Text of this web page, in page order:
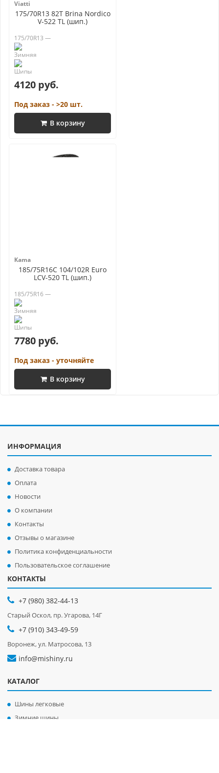
Viatti
175/70R13 82T Brina Nordico
V-522 TL (шип.)
175/70R13 —
4120 руб.
Под заказ - >20 шт.
В корзину
Kama
185/75R16C 104/102R Euro
LCV-520 TL (шип.)
185/75R16 —
7780 руб.
Под заказ - уточняйте
В корзину
ИНФОРМАЦИЯ
Доставка товара
Оплата
Новости
О компании
Контакты
Отзывы о магазине
Политика конфиденциальности
Пользовательское соглашение
КОНТАКТЫ
+7 (980) 382-44-13
Старый Оскол, пр. Угарова, 14Г
+7 (910) 343-49-59
Воронеж, ул. Матросова, 13
info@mishiny.ru
КАТАЛОГ
Шины легковые
Зимние шины